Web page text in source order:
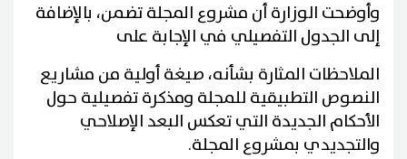
وأوضحت الوزارة أن مشروع المجلة تضمن، بالإضافة
إلى الجدول التفصيلي في الإجابة على
الملاحظات المثارة بشأنه، صيغة أولية من مشاريع
النصوص التطبيقية للمجلة ومذكرة تفصيلية حول
الأحكام الجديدة التي تعكس البعد الإصلاحي
والتجديدي بمشروع المجلة.